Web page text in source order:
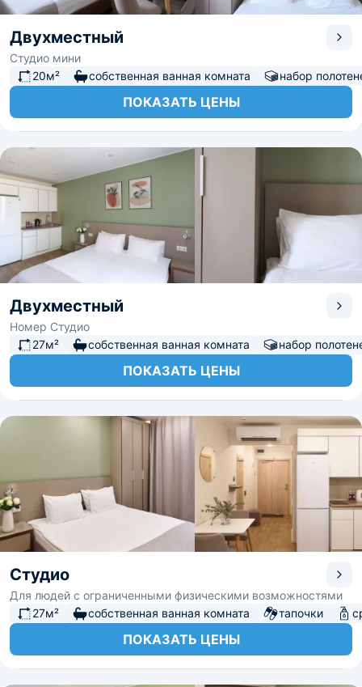
Двухместный
Студио мини
20м²
собственная ванная комната набор
ПОКАЗАТЬ ЦЕНЫ
Двухместный
Номер Студио
27м²
собственная ванная комната набор
ПОКАЗАТЬ ЦЕНЫ
Студио
Для людей с ограниченными физическими возможностями
27м²
собственная ванная комната тапочки
ПОКАЗАТЬ ЦЕНЫ